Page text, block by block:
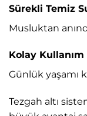
Sürekli Temiz
Musluktan
Kolay Kullanım
Günlük yaşamı
Tezgah altı